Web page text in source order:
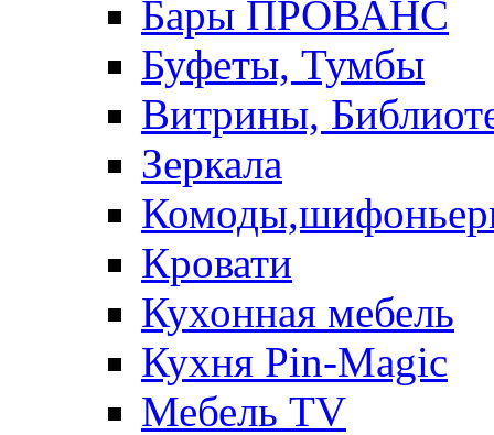
Бары ПРОВАНС
Буфеты, Тумбы
Витрины,
Зеркала
Кровати
Кухонная мебель
Кухня Pin-Magic
Мебель TV